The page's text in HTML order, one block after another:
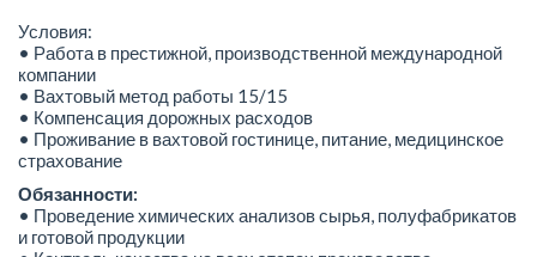
Условия:
• Работа в престижной, производственной международной
компании
• Вахтовый метод работы 15/15
• Компенсация дорожных расходов
• Проживание в вахтовой гостинице, питание, медицинское
страхование
Обязанности:
• Проведение химических анализов сырья, полуфабрикатов
и готовой продукции